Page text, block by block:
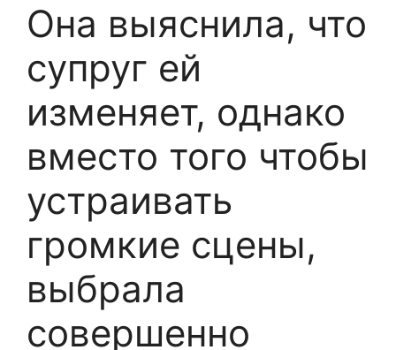
Она выяснила, что
супруг ей
изменяет, однако
вместо того чтобы
устраивать
громкие сцены,
выбрала
совершенно